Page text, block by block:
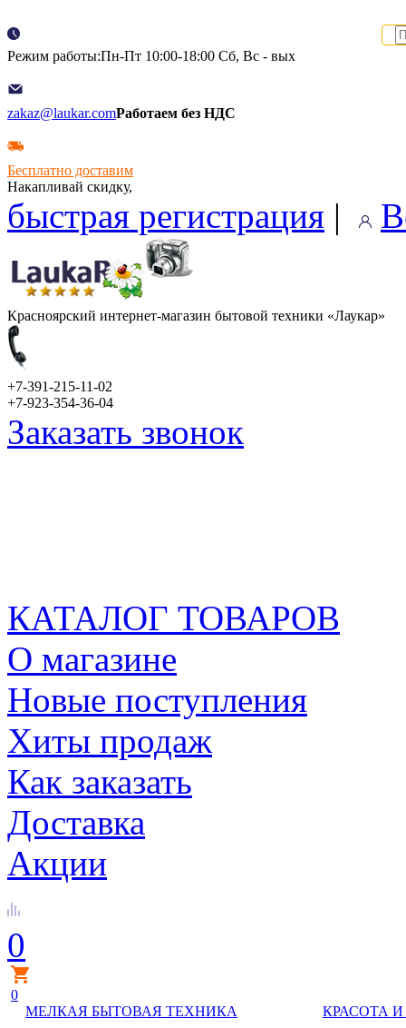
Режим работы:Пн-Пт 10:00-18:00 Сб, Вс - вых
zakaz@laukar.comРаботаем без НДС
Бесплатно доставим
Накапливай скидку,
быстрая регистрация |
Красноярский интернет-магазин бытовой техники «Лаукар»
+7-391-215-11-02
+7-923-354-36-04
Заказать звонок
КАТАЛОГ ТОВАРОВ
О магазине
Новые поступления
Хиты продаж
Как заказать
Доставка
Акции
0
0
МЕЛКАЯ БЫТОВАЯ ТЕХНИКА
КРАСОТА И